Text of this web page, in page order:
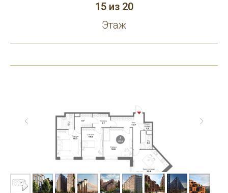
15 из 20
Этаж